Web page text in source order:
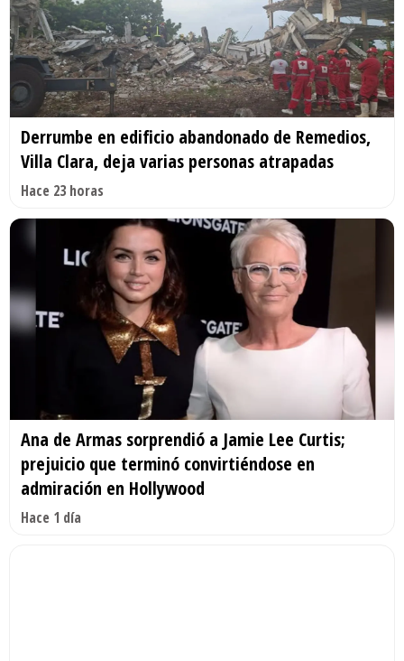
Derrumbe en edificio abandonado de Remedios,
Villa Clara, deja varias personas atrapadas
Hace 23 horas
Ana de Armas sorprendió a Jamie Lee Curtis;
prejuicio que terminó convirtiéndose en
admiración en Hollywood
Hace 1 día